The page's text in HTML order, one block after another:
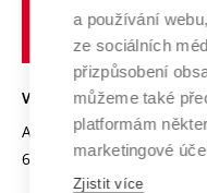
Transfer znalostí
Open Science
Projekty
Projekty ze
Specifický výzkum
Služby univerzity
Mezinárodní dohody
Univerzitní sítě
Podnikavá univerzita /
Bezpečná univerzita
Vyznamenání
Organizační struktura
VYSOKÉ UČENÍ
Antonínská 548/1
602 00 Brno
a používání
ze sociálních
přizpůsobení
můžeme také
platformám
marketingové
Zjistit více